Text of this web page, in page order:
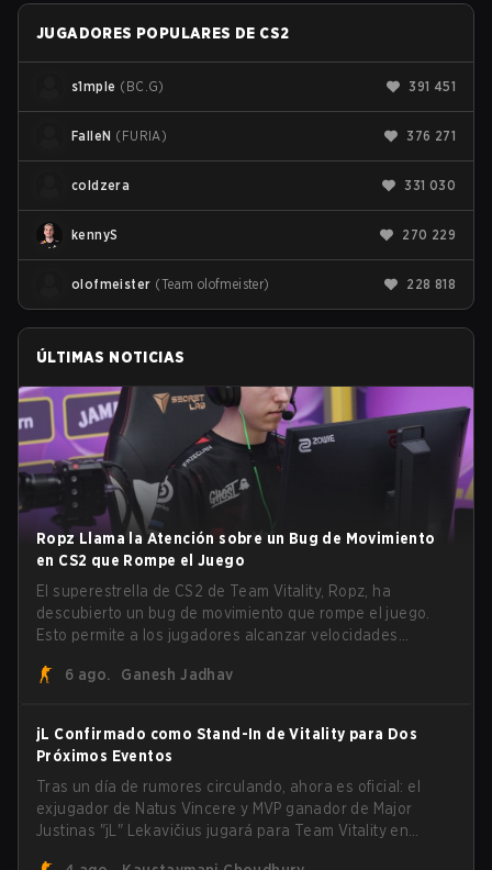
JUGADORES POPULARES DE CS2
s1mple ( BC.G) 391 451
FalleN ( FURIA) 376 271
coldzera 331 030
kennyS 270 229
olofmeister (Team olofmeister) 228 818
ÚLTIMAS NOTICIAS
Ropz Llama la Atención sobre un Bug de Movimiento
en CS2 que Rompe el Juego
El superestrella de CS2 de Team Vitality, Ropz, ha
descubierto un bug de movimiento que rompe el juego.
Esto permite a los jugadores alcanzar velocidades
6 ago.
Ganesh Jadhav
jL Confirmado como Stand-In de Vitality para Dos
Próximos Eventos
Tras un día de rumores circulando, ahora es oficial: el
exjugador de Natus Vincere y MVP ganador de Major
Justinas "jL" Lekavičius jugará para Team Vitality en